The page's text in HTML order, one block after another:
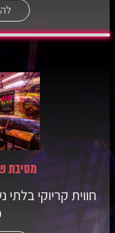
מסיבת
חווית קריוקי